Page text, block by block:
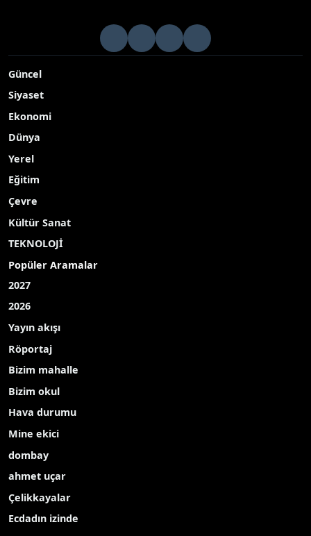
Güncel
Siyaset
Ekonomi
Dünya
Yerel
Eğitim
Çevre
Kültür Sanat
TEKNOLOJİ
Popüler Aramalar
2027
2026
Yayın akışı
Röportaj
Bizim mahalle
Bizim okul
Hava durumu
Mine ekici
dombay
ahmet uçar
Çelikkayalar
Ecdadın izinde